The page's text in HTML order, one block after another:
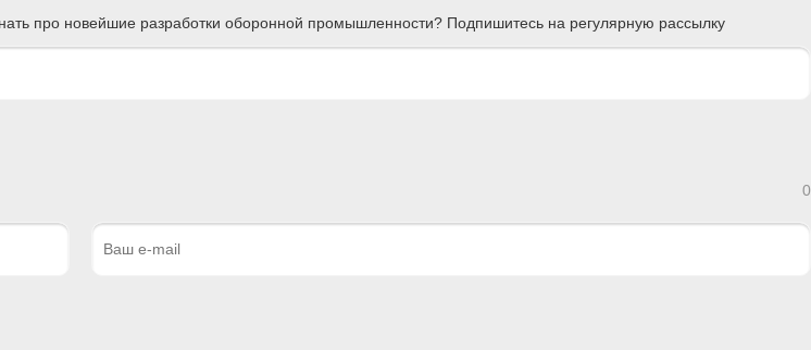
про новейшие разработки оборонной промышленности? Подпишитесь на регулярную рассылку
0